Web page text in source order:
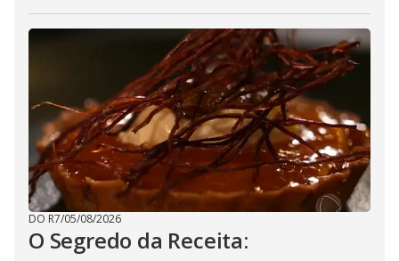
DO R7/05/08/2026
O Segredo da Receita: